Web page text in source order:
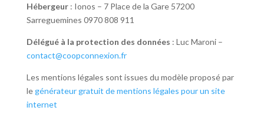
Hébergeur: Ionos – 7 Place de la Gare 57200
Sarreguemines 0970 808 911
Délégué à la protection des données : Luc Maroni –
contact@coopconnexion.fr
Les mentions légales sont issues du modèle proposé par
le générateur gratuit de mentions légales pour un site
internet